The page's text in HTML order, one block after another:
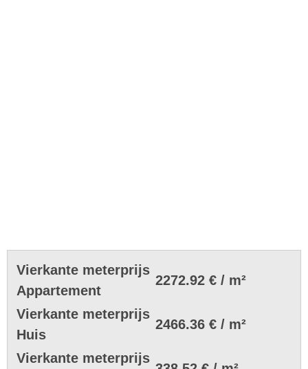
Vierkante meterprijs
Appartement
2272.92 € / m²
Vierkante meterprijs
Huis
2466.36 € / m²
Vierkante meterprijs